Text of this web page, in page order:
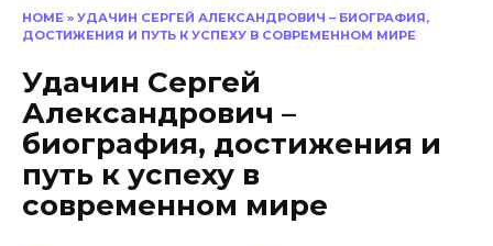
HOME » УДАЧИН СЕРГЕЙ АЛЕКСАНДРОВИЧ – БИОГРАФИЯ,
ДОСТИЖЕНИЯ И ПУТЬ К УСПЕХУ В СОВРЕМЕННОМ МИРЕ
Удачин Сергей
Александрович –
биография, достижения и
путь к успеху в
современном мире